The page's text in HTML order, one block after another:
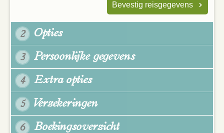
Bevestig reisgegevens
2 Opties
3 Persoonlijke gegevens
4 Extra opties
5 Verzekeringen
6 Boekingsoverzicht